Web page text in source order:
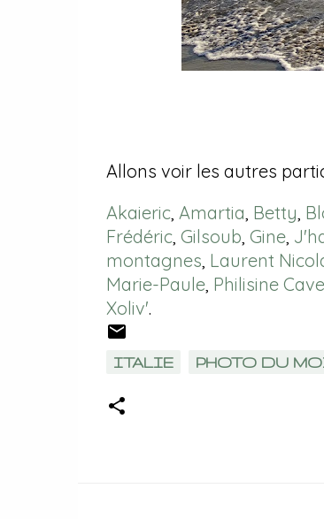
Allons voir les autres
Akaieric, Amartia Betty
Frédéric, Gilsoub Gine,
montagnes Laurent
Marie-Paule, Philisine Cave
Xoliv'.
ITALIE PHOTO DU